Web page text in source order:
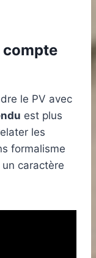
compte
le PV avec
est plus
les
formalisme
caractère